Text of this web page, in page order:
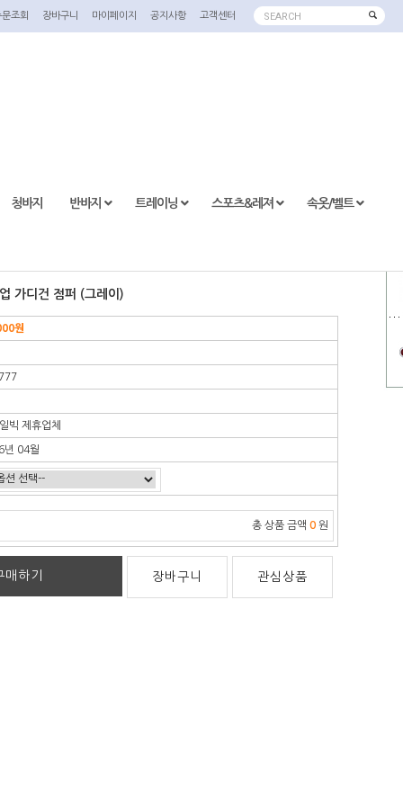
SEARCH
문조회 장바구니 마이페이지 공지사항 고객센터
청바지 반바지 트레이닝 스포츠&레져 속옷/벨트
가디건 점퍼 (그레이)
원
빅 제휴업체
년 04월
총 상품 금액 0 원
매하기 장바구니 관심상품